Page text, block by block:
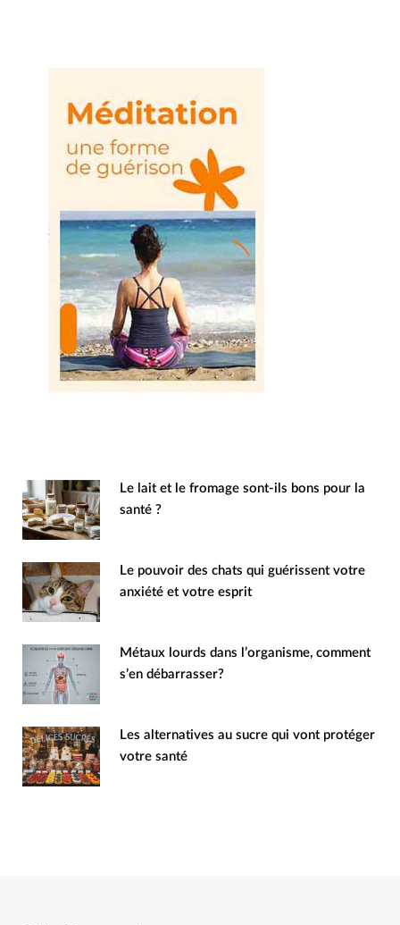
Le lait et le fromage sont-ils bons pour la
santé ?
Le pouvoir des chats qui guérissent votre
anxiété et votre esprit
Métaux lourds dans l’organisme, comment
s’en débarrasser?
Les alternatives au sucre qui vont protéger
votre santé